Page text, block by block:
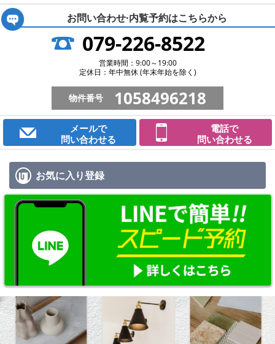
お問い合わせ·内覧予約はこちらから
079-226-8522
営業時間：9:00～19:00
定休日：年中無休 (年末年始を除く)
物件番号 1058496218
メールで
問い合わせる
電話で
問い合わせる
お気に入り登録